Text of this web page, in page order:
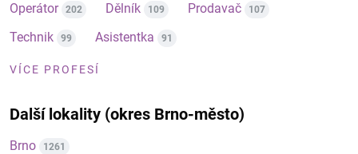
Operátor 202 Dělník 109 Prodavač 107
Technik 99 Asistentka 91
VÍCE PROFESÍ
Další lokality (okres Brno-město)
Brno 1261